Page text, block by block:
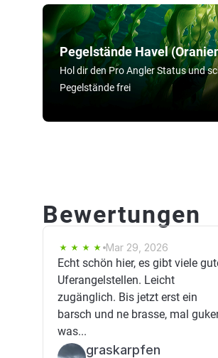
Pegelstände Havel
Hol dir den Pro Angler Status und
Pegelstände frei
Bewertungen
Mar 29, 2026
Echt schön hier, es gibt viele
Uferangelstellen. Leicht
zugänglich. Bis jetzt erst ein
barsch und ne brasse, mal
was...
graskarpfen